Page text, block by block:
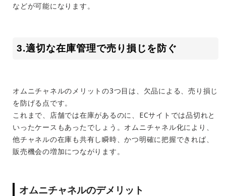
などが可能になります。
3.適切な在庫管理で売り損じを防ぐ
オムニチャネルのメリットの3つ目は、欠品による、売り損じ
を防げる点です。
これまで、店舗では在庫があるのに、ECサイトでは品切れと
いったケースもあったでしょう。オムニチャネル化により、
他チャネルの在庫も共有し瞬時、かつ明確に把握できれば、
販売機会の増加につながります。
オムニチャネルのデメリット